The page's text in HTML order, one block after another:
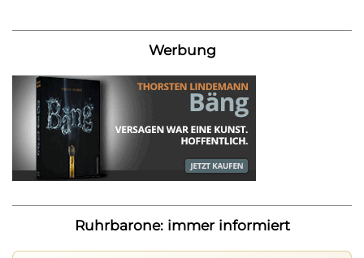
Werbung
Ruhrbarone: immer informiert